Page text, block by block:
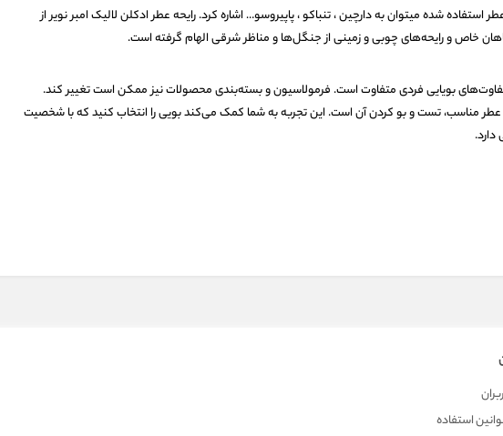
استفاده شده میتوان به دارچین ، تنباکو ، پاپیروسو… اشاره کرد. رایحه عطر ادکلن لالیک امبر نویر از
خاص و رایحه‌های چوبی و زمینی از جنگل‌ها و مناظر شرقی الهام گرفته است.
بویایی فردی متفاوت است. فرمولاسیون و بسته‌بندی محصولات نیز ممکن است تغییر کند.
عطر مناسب، تست و بو کردن آن است. این تجربه به شما کمک می‌کند بویی را انتخاب کنید که با شخصیت
استفاده